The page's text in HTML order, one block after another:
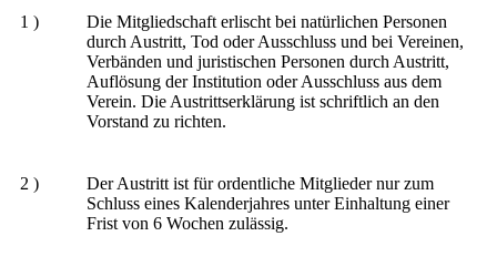
1 )
Die Mitgliedschaft erlischt bei natürlichen Personen
durch Austritt, Tod oder Ausschluss und bei Vereinen,
Verbänden und juristischen Personen durch Austritt,
Auflösung der Institution oder Ausschluss aus dem
Verein. Die Austrittserklärung ist schriftlich an den
Vorstand zu richten.
2 )
Der Austritt ist für ordentliche Mitglieder nur zum
Schluss eines Kalenderjahres unter Einhaltung einer
Frist von 6 Wochen zulässig.